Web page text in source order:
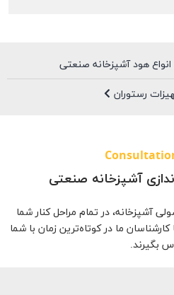
انواع هود آشپزخانه صنعتی
رستوران
آشپزخانه صنعتی
آشپزخانه، در تمام مراحل کنار شما
ما در کوتاه‌ترین زمان با شما
بگیرند.